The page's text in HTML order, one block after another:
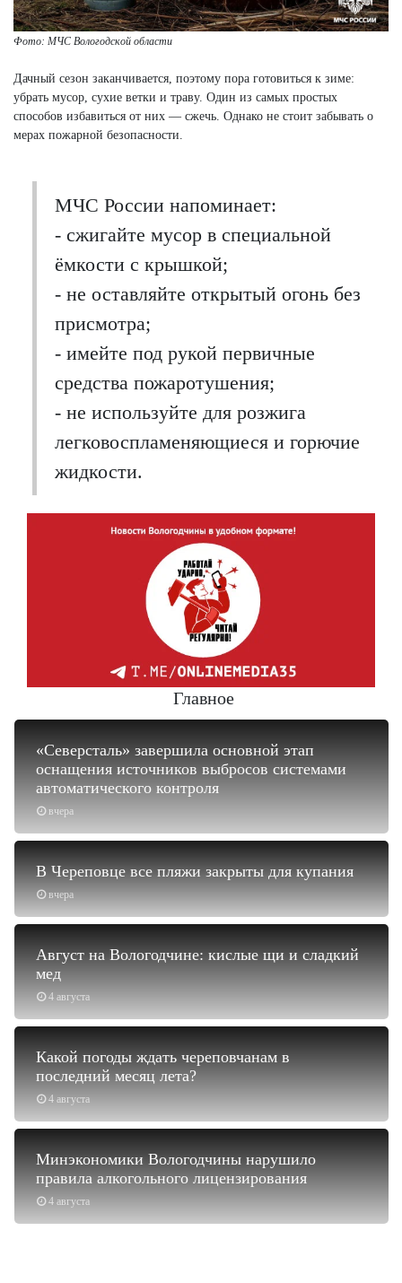
Фото: МЧС Вологодской области
Дачный сезон заканчивается, поэтому пора готовиться к зиме:
убрать мусор, сухие ветки и траву. Один из самых простых
способов избавиться от них — сжечь. Однако не стоит забывать о
мерах пожарной безопасности.
МЧС России напоминает:
- сжигайте мусор в специальной
ёмкости с крышкой;
- не оставляйте открытый огонь без
присмотра;
- имейте под рукой первичные
средства пожаротушения;
- не используйте для розжига
легковоспламеняющиеся и горючие
жидкости.
Главное
вчера
«Северсталь» завершила основной этап
оснащения источников выбросов системами
автоматического контроля
вчера
В Череповце все пляжи закрыты для купания
4 августа
Август на Вологодчине: кислые щи и сладкий
мед
4 августа
Какой погоды ждать череповчанам в
последний месяц лета?
4 августа
Минэкономики Вологодчины нарушило
правила алкогольного лицензирования